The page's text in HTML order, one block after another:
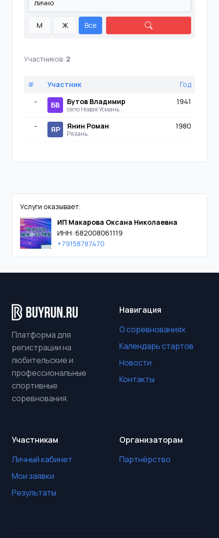
М Ж Все
Участников: 2
# Участник
Год
-
БВ Бутов Владимир
село Новая Усмань
1941
- ЯР Янин Роман
Рязань
1980
Услуги оказывает:
ИП Макарова Оксана Николаевна
ИНН: 682008061119
+79158787470
Платформа для
регистрации на
любительские и
профессиональные
спортивные
соревнования.
Навигация
О соревнованиях
Календарь стартов
Новости
Контакты
Участникам
Личный кабинет
Мои заявки
Результаты
Организаторам
Партнёрство